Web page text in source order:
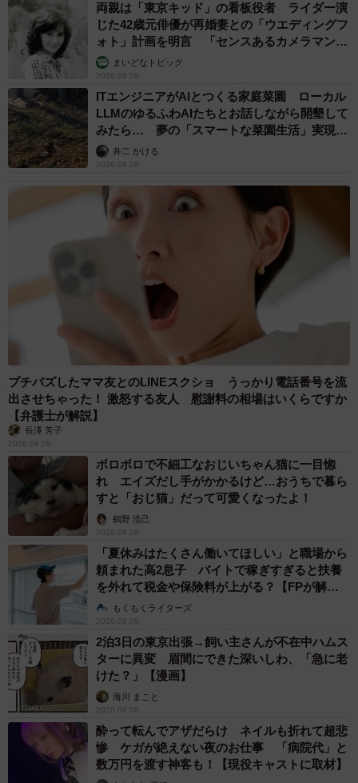
両親は「東京キッド」の看板役者 ライダー演
じた42歳元俳優が再婚妻との「ウエディングフ
ォト」計画を明言 「センスあるカメラマン求
む」まいどなトピック
2026.08.08
ITエンジニアがAIとつくる家庭菜園 ローカル
LLMのゆるふわAIたちとお話しながら開墾して
みたら… 夢の「スマートな菜園生活」実現な
るか井二 かける
2026.08.08
プチバズしたママ友とのLINEスクショ うっかり電話番号を流
出させちゃった！ 激怒する友人 慰謝料の相場はいくらですか
【弁護士が解説】
長澤 芳子
2026.08.08
ボロボロで不細工なおじいちゃん猫に一目惚
れ エイズだし手がかかるけど…おうちで暮ら
すと「おじ猫」だって可愛くなったよ！
鶴野 浩己
2026.08.08
「夏休みはたくさん働いてほしい」と職場から
頼まれた高2息子 バイトで稼ぎすぎると扶養
を外れて税金や保険料が上がる？【FPが解
説】もくもくライターズ
2026.08.08
2泊3日の東京出張→飼い主さんが不在中ハムス
ターに異変 眉間にできた深いしわ、「急に老
けた？」【漫画】
海川 まこと
2026.08.08
酔って転んでアザだらけ ネイルも折れて超悲
惨 ケガが絶えない夜のお仕事 「病院代」と
数万円を渡す神客も！【現役キャストに取材】